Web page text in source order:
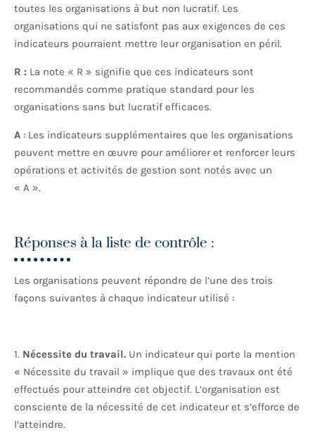
toutes les organisations à but non lucratif. Les
organisations qui ne satisfont pas aux exigences de ces
indicateurs pourraient mettre leur organisation en péril.
R : La note « R » signifie que ces indicateurs sont
recommandés comme pratique standard pour les
organisations sans but lucratif efficaces.
A : Les indicateurs supplémentaires que les organisations
peuvent mettre en œuvre pour améliorer et renforcer leurs
opérations et activités de gestion sont notés avec un
« A ».
Réponses à la liste de contrôle :
Les organisations peuvent répondre de l’une des trois
façons suivantes à chaque indicateur utilisé :
1. Nécessite du travail. Un indicateur qui porte la mention
« Nécessite du travail » implique que des travaux ont été
effectués pour atteindre cet objectif. L’organisation est
consciente de la nécessité de cet indicateur et s’efforce de
l’atteindre.